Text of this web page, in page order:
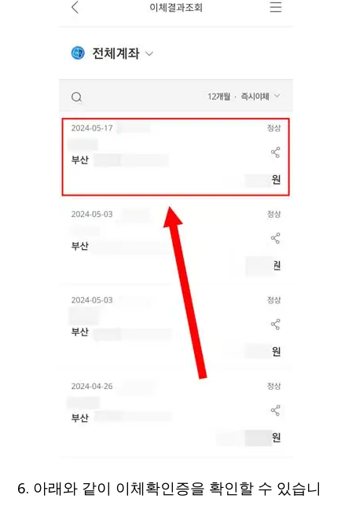
6. 아래와 같이 이체확인증을 확인할 수 있습니